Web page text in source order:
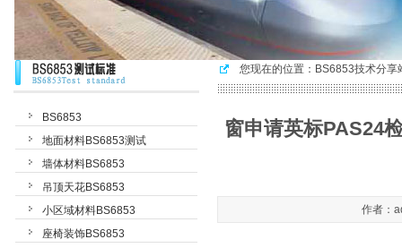
BS6853
地面材料BS6853测试
墙体材料BS6853
吊顶天花BS6853
小区域材料BS6853
座椅装饰BS6853
您现在的位置： BS6853技术分享
窗申请英标PAS24
作者：